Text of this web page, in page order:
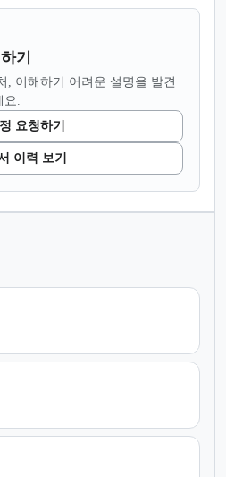
기
, 이해하기 어려운 설명을 발견
.
요청하기
이력 보기